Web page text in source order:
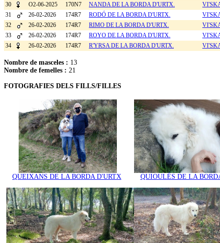
30
O2-06-2025 170N7 NANDA DE LA BORDA D'URTX.
31
26-02-2026 174R7 RODÓ DE LA BORDA D'URTX.
32
26-02-2026 174R7 RIMO DE LA BORDA D'URTX.
33
26-02-2026 174R7 ROYO DE LA BORDA D'URTX.
34
26-02-2026 174R7 R'YRSA DE LA BORDA D'URTX.
Nombre de masceles : 13
Nombre de femelles : 21
FOTOGRAFIES DELS FILLS/FILLES
QUEIXANS DE LA BORDA D'URTX QUIOULÉS DE LA